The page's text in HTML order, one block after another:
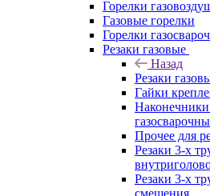
Горелки
Газовые горелки
Горелки
Резаки газовые
Назад
Резаки
Гайки
Прочее для
Резаки 3-х
Резаки 3-х
смешения